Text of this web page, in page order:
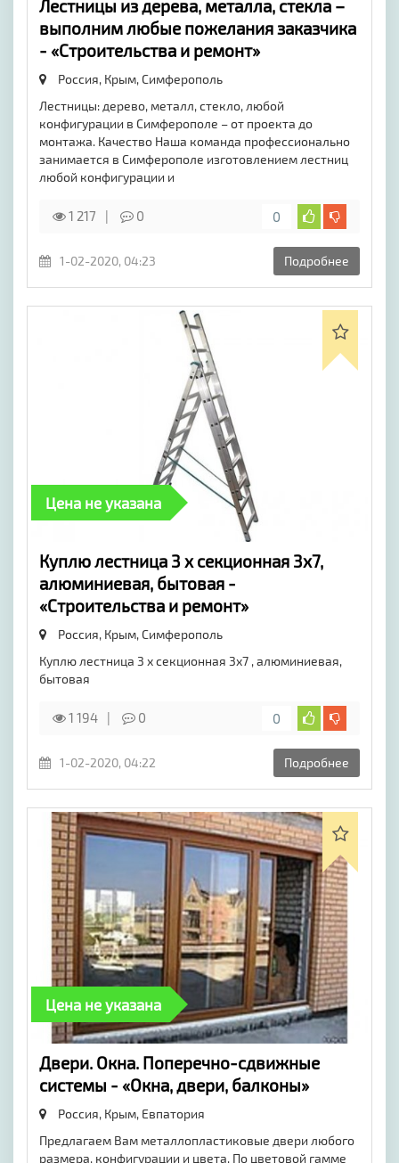
Лестницы из дерева, металла, стекла –
выполним любые пожелания заказчика
- «Строительства и ремонт»
Россия, Крым,Симферополь
Лестницы: дерево, металл, стекло, любой
конфигурации в Симферополе – от проекта до
монтажа. Качество Наша команда профессионально
занимается в Симферополе изготовлением лестниц
любой конфигурации и
1 217 0 0
1-02-2020, 04:23 Подробнее
Цена не указана
Куплю лестница 3 х секционная 3х7,
алюминиевая, бытовая -
«Строительства и ремонт»
Россия, Крым,Симферополь
Куплю лестница 3 х секционная 3х7 , алюминиевая,
бытовая
1 194 0 0
1-02-2020, 04:22 Подробнее
Цена не указана
Двери. Окна. Поперечно-сдвижные
системы - «Окна, двери, балконы»
Россия, Крым, Евпатория
Предлагаем Вам металлопластиковые двери любого
размера, конфигурации и цвета. По цветовой гамме